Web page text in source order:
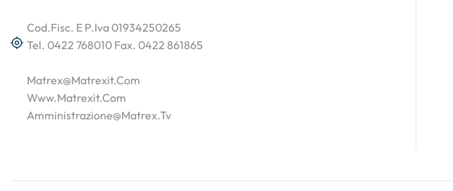
Cod.Fisc. E P.Iva 01934250265
Tel. 0422 768010 Fax. 0422 861865
Matrex@matrexit.com
Www.matrexit.com
Amministrazione@matrex.tv